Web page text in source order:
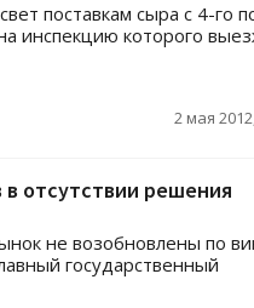
поставкам сыра с 4-го
инспекцию которого
2 мая
в отсутствии решения
не возобновлены по
государственный